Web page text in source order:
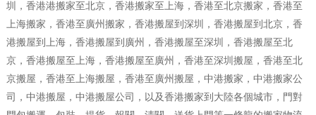
圳，香港港搬家至北京，香港搬家至上海，香港至北京搬家，香港至
上海搬家，香港至廣州搬家，香港搬屋到深圳，香港搬屋到北京，香
港搬屋到上海，香港搬屋到廣州，香港搬屋至深圳，香港搬屋至北
京，香港搬屋至上海，香港搬屋至廣州，香港至深圳搬屋，香港至北
京搬屋，香港至上海搬屋，香港至廣州搬屋，中港搬家，中港搬家公
司，中港搬屋，中港搬屋公司，以及香港搬家到大陸各個城市，門對